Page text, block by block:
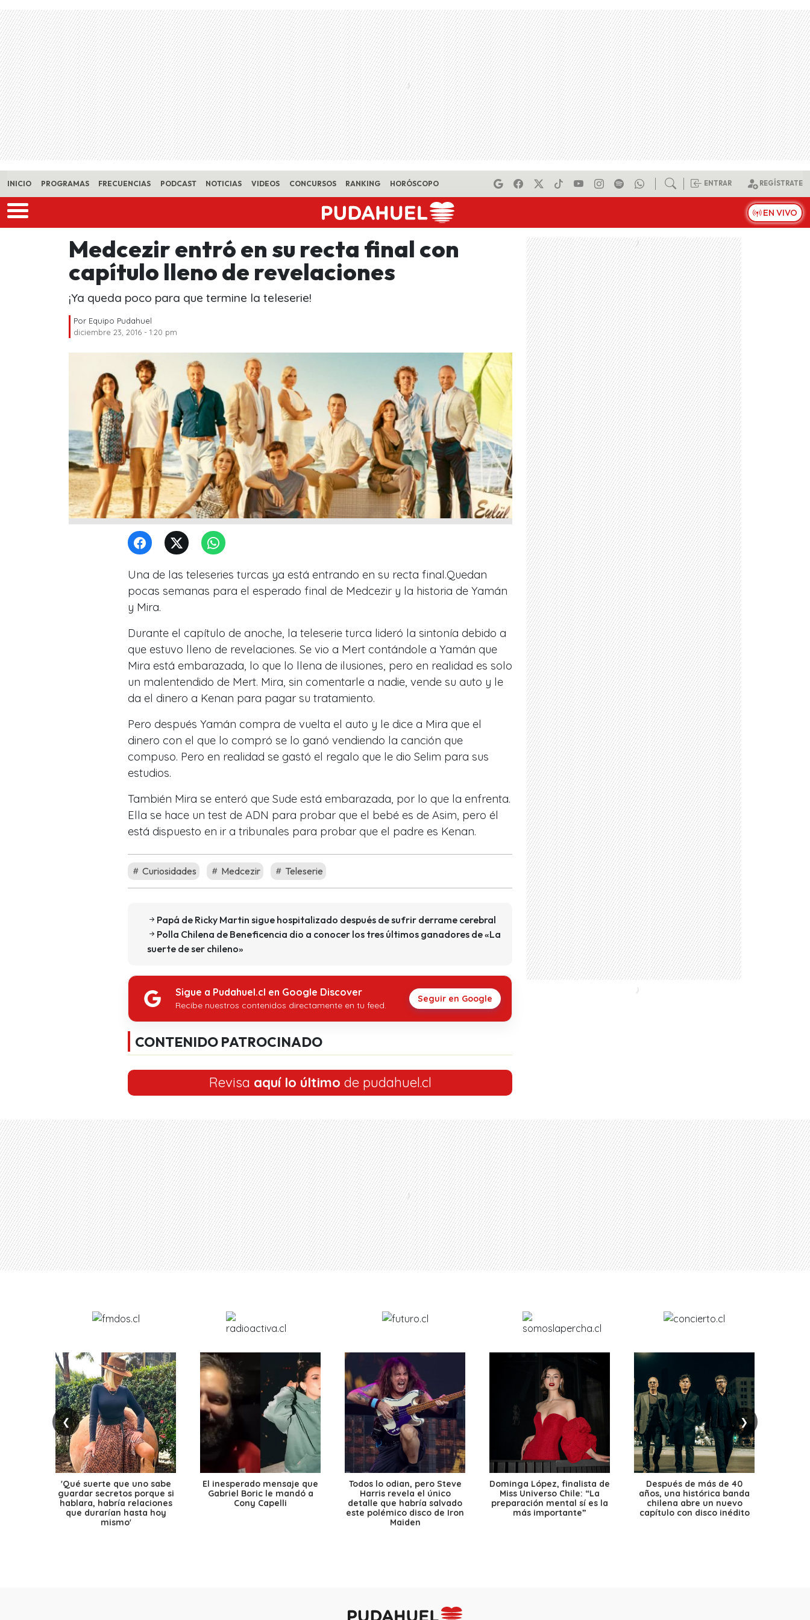
Skip to main content
INICIO PROGRAMAS FRECUENCIAS PODCAST NOTICIAS VIDEOS CONCURSOS RANKING HORÓSCOPO ENTRAR REGÍSTRATE
EN VIVO
Medcezir entró en su recta final con
capítulo lleno de revelaciones
¡Ya queda poco para que termine la teleserie!
Por Equipo Pudahuel
diciembre 23, 2016 - 1:20 pm
Una de las teleseries turcas ya está entrando en su recta final.Quedan
pocas semanas para el esperado final de Medcezir y la historia de Yamán
y Mira.
Durante el capítulo de anoche, la teleserie turca lideró la sintonía debido a
que estuvo lleno de revelaciones. Se vio a Mert contándole a Yamán que
Mira está embarazada, lo que lo llena de ilusiones, pero en realidad es solo
un malentendido de Mert. Mira, sin comentarle a nadie, vende su auto y le
da el dinero a Kenan para pagar su tratamiento.
Pero después Yamán compra de vuelta el auto y le dice a Mira que el
dinero con el que lo compró se lo ganó vendiendo la canción que
compuso. Pero en realidad se gastó el regalo que le dio Selim para sus
estudios.
También Mira se enteró que Sude está embarazada, por lo que la enfrenta.
Ella se hace un test de ADN para probar que el bebé es de Asim, pero él
está dispuesto en ir a tribunales para probar que el padre es Kenan.
Curiosidades Medcezir Teleserie
Papá de Ricky Martin sigue hospitalizado después de sufrir derrame cerebral
Polla Chilena de Beneficencia dio a conocer los tres últimos ganadores de «La
suerte de ser chileno»
Sigue a Pudahuel.cl en Google Discover
Recibe nuestros contenidos directamente en tu feed.
Seguir en Google
CONTENIDO PATROCINADO
Revisa aquí lo último de pudahuel.cl
❮ ❯
'Qué suerte que uno sabe
guardar secretos porque si
hablara, habría relaciones
que durarían hasta hoy
mismo'
El inesperado mensaje que
Gabriel Boric le mandó a
Cony Capelli
Todos lo odian, pero Steve
Harris revela el único
detalle que habría salvado
este polémico disco de Iron
Maiden
Dominga López, finalista de
Miss Universo Chile: “La
preparación mental sí es la
más importante”
Después de más de 40
años, una histórica banda
chilena abre un nuevo
capítulo con disco inédito